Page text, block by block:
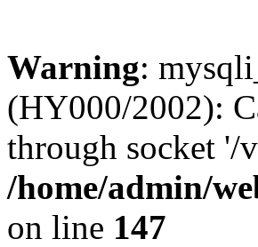
Warning:
(HY000/2002):
through socket '/
/home/admin/
on line 147